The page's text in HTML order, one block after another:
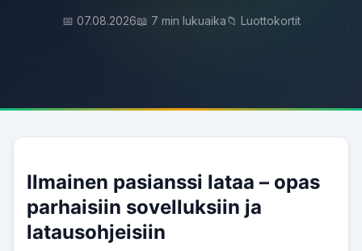
📅 07.08.2026📖 7 min lukuaika📁 Luottokortit
Ilmainen pasianssi lataa – opas
parhaisiin sovelluksiin ja
latausohjeisiin